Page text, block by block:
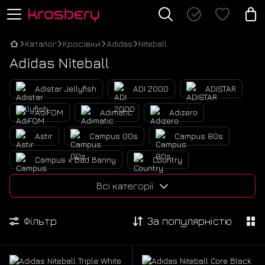
Каталог Кросівки Adidas Niteball
Adidas Niteball
Adistar Jellyfish ADI 2000 ADISTAR
AdiFOM Adimatic Adizero
Astir Campus 00s Campus 80s
Campus x Bad Banny Country
Fear of God Athletics
Forum Bold Forum x Bad Bunny
LWST x Bape
Всі категорії
Фільтр За популярністю